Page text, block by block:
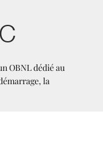
OBNL dédié au
la